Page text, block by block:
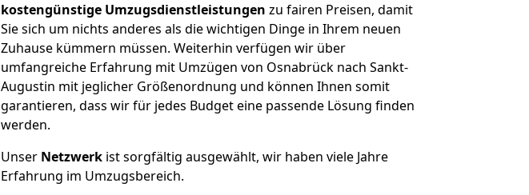
kostengünstige Umzugsdienstleistungen zu fairen Preisen, damit
Sie sich um nichts anderes als die wichtigen Dinge in Ihrem neuen
Zuhause kümmern müssen. Weiterhin verfügen wir über
umfangreiche Erfahrung mit Umzügen von Osnabrück nach Sankt-
Augustin mit jeglicher Größenordnung und können Ihnen somit
garantieren, dass wir für jedes Budget eine passende Lösung finden
werden.
Unser Netzwerk ist sorgfältig ausgewählt, wir haben viele Jahre
Erfahrung im Umzugsbereich.